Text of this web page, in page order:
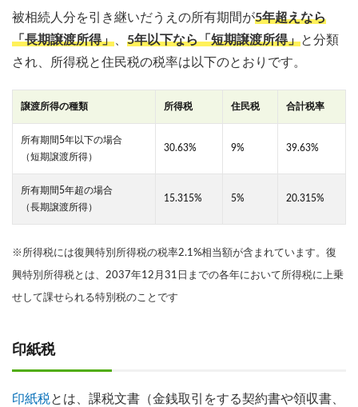
被相続人分を引き継いだうえの所有期間が5年超えなら
「長期譲渡所得」、 5年以下なら「短期譲渡所得」と分類
され、所得税と住民税の税率は以下のとおりです。
譲渡所得の種類 所得税 住民税 合計税率
所有期間5年以下の場合
（短期譲渡所得）
30.63% 9% 39.63%
所有期間5年超の場合
（長期譲渡所得）
15.315% 5% 20.315%
※所得税には復興特別所得税の税率2.1%相当額が含まれています。復
興特別所得税とは、2037年12月31日までの各年において所得税に上乗
せして課せられる特別税のことです
印紙税
印紙税とは、課税文書（金銭取引をする契約書や領収書、